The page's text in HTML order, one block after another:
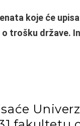
koje će
trošku države.